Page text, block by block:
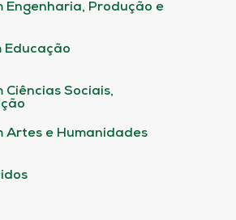
Engenharia, Produção e
Educação
Ciências Sociais,
Artes e Humanidades